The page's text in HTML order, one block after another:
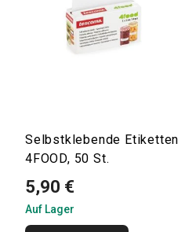
Selbstklebende Etiketten
4FOOD, 50 St.
5,90 €
Auf Lager